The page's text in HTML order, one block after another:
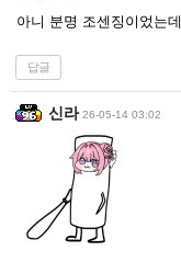
아니 분명 조센징이었는데
답글
신라 26-05-14 03:02